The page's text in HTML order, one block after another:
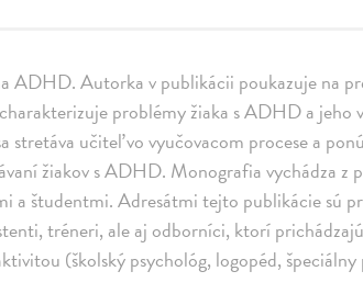
ADHD. Autorka v publikácii poukazuje na
problémy žiaka s ADHD a jeho
stretáva učiteľ vo vyučovacom procese a
žiakov s ADHD. Monografia vychádza z
a študentmi. Adresátmi tejto publikácie sú
tréneri, ale aj odborníci, ktorí
(školský psychológ, logopéd, špeciálny